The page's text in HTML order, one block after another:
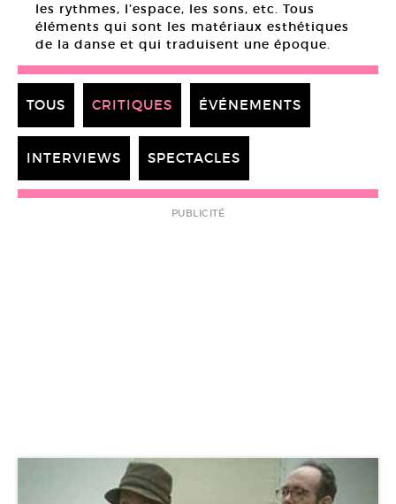
les rythmes, l’espace, les sons, etc. Tous
éléments qui sont les matériaux esthétiques
de la danse et qui traduisent une époque.
TOUS CRITIQUES ÉVÉNEMENTS
INTERVIEWS SPECTACLES
PUBLICITÉ